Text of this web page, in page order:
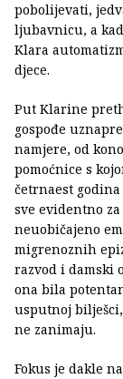
pobolijevati,
ljubavnicu, a
Klara
djece.
Put Klarine
gospođe
namjere, od
pomoćnice s
četrnaest
sve evidentno
neuobičajeno
migrenoznih
razvod i damski
ona bila
usputnoj
ne zanimaju.
Fokus je dakle